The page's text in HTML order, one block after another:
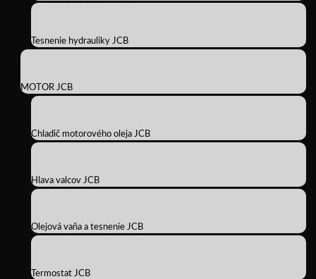
Tesnenie hydrauliky JCB
MOTOR JCB
Chladič motorového oleja JCB
Hlava valcov JCB
Olejová vaňa a tesnenie JCB
Termostat JCB